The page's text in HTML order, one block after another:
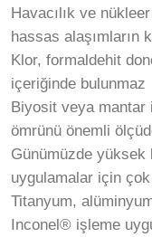
Havacılık ve
hassas alaşımların
Klor, formaldehit
içeriğinde bulunmaz
Biyosit veya mantar
ömrünü önemli
Günümüzde yüksek
uygulamalar için
Titanyum,
Inconel® işleme